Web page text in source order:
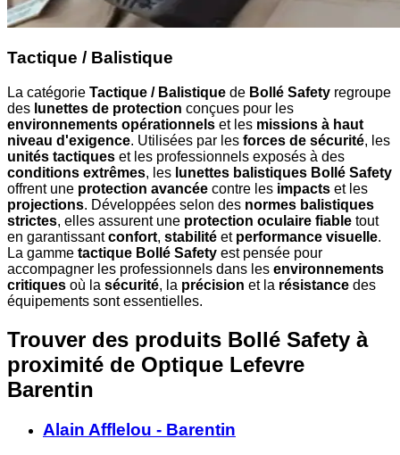
Tactique / Balistique
La catégorie Tactique / Balistique de Bollé Safety regroupe
des lunettes de protection conçues pour les
environnements opérationnels et les missions à haut
niveau d'exigence. Utilisées par les forces de sécurité, les
unités tactiques et les professionnels exposés à des
conditions extrêmes, les lunettes balistiques Bollé Safety
offrent une protection avancée contre les impacts et les
projections. Développées selon des normes balistiques
strictes, elles assurent une protection oculaire fiable tout
en garantissantconfort, stabilité et performance visuelle.
La gamme tactique Bollé Safety est pensée pour
accompagner les professionnels dans les environnements
critiques où la sécurité, la précision et la résistance des
équipements sont essentielles.
Trouver des produits Bollé Safety à
proximité de Optique Lefevre
Barentin
Alain Afflelou - Barentin